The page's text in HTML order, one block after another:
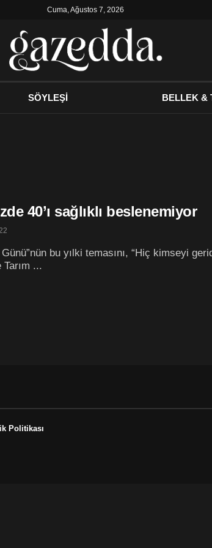
Cuma, Ağustos 7, 2026
SÖYLEŞİ BELLEK &
40’ı sağlıklı beslenemiyor
Günü”nün bu yılki temasını, “Hiç kimseyi
Tarım ...
Politikası